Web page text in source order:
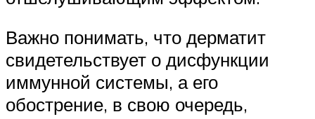
Важно понимать, что дерматит
свидетельствует о дисфункции
иммунной системы, а его
обострение, в свою очередь,